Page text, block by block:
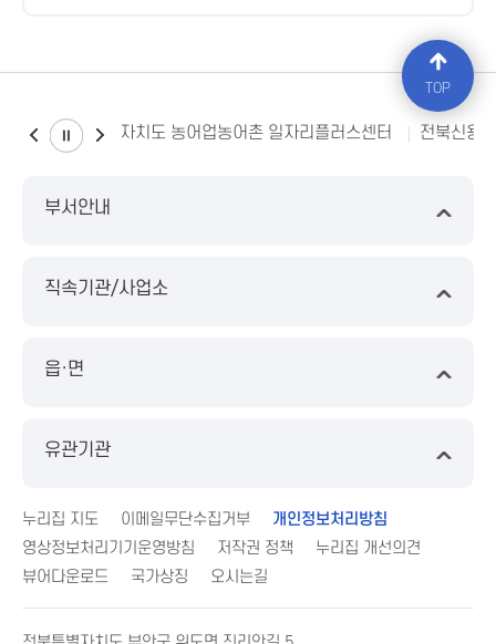
전북특별자치도 농어업농어촌 일자리플러스센터 전북신용
부서안내
직속기관/사업소
읍·면
유관기관
누리집 지도 이메일무단수집거부
개인정보처리방침
영상정보처리기기운영방침
저작권 정책
누리집 개선의견
뷰어다운로드
국가상징 오시는길
TOP